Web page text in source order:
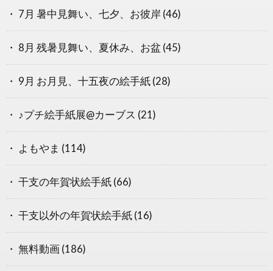
7月 暑中見舞い、七夕、お彼岸 (46)
8月 残暑見舞い、夏休み、お盆 (45)
9月 お月見、十五夜の絵手紙 (28)
♪プチ絵手紙展@カーブス (21)
よもやま (114)
干支の年賀状絵手紙 (66)
干支以外の年賀状絵手紙 (16)
無料動画 (186)